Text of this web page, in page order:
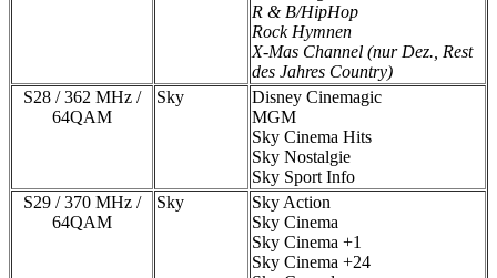
R & B/HipHop
Rock Hymnen
X-Mas Channel (nur Dez., Rest
des Jahres Country)
S28 / 362 MHz /
64QAM
Sky
Disney Cinemagic
MGM
Sky Cinema Hits
Sky Nostalgie
Sky Sport Info
S29 / 370 MHz /
64QAM
Sky
Sky Action
Sky Cinema
Sky Cinema +1
Sky Cinema +24